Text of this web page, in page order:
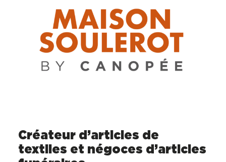
Créateur d’articles de
textiles et négoces d’articles